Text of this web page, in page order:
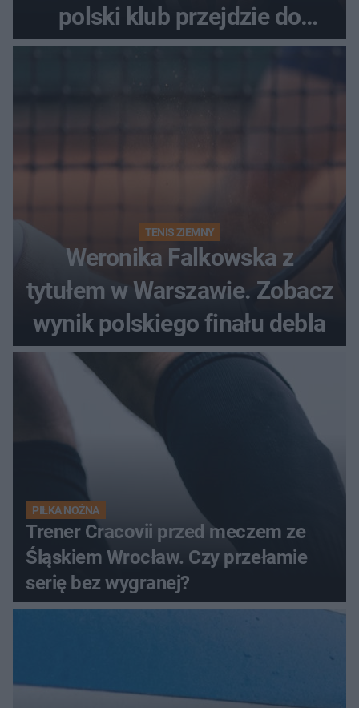
polski klub przejdzie do
historii
TENIS ZIEMNY
Weronika Falkowska z
tytułem w Warszawie. Zobacz
wynik polskiego finału debla
PIŁKA NOŻNA
Trener Cracovii przed meczem ze
Śląskiem Wrocław. Czy przełamie
serię bez wygranej?